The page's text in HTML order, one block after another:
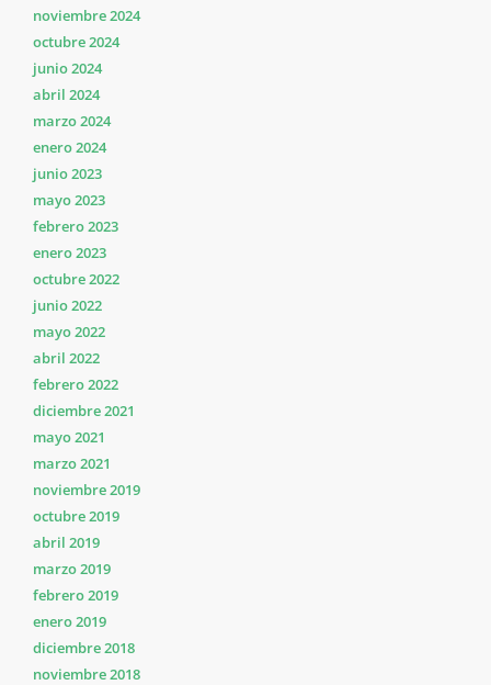
noviembre 2024
octubre 2024
junio 2024
abril 2024
marzo 2024
enero 2024
junio 2023
mayo 2023
febrero 2023
enero 2023
octubre 2022
junio 2022
mayo 2022
abril 2022
febrero 2022
diciembre 2021
mayo 2021
marzo 2021
noviembre 2019
octubre 2019
abril 2019
marzo 2019
febrero 2019
enero 2019
diciembre 2018
noviembre 2018